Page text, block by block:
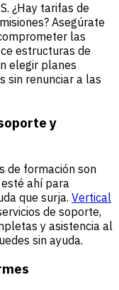
¿Hay tarifas de
Asegúrate
las
estructuras de
elegir planes
sin renunciar a las
y
de formación son
ahí para
que surja. Vertical
de soporte,
y asistencia al
sin ayuda.